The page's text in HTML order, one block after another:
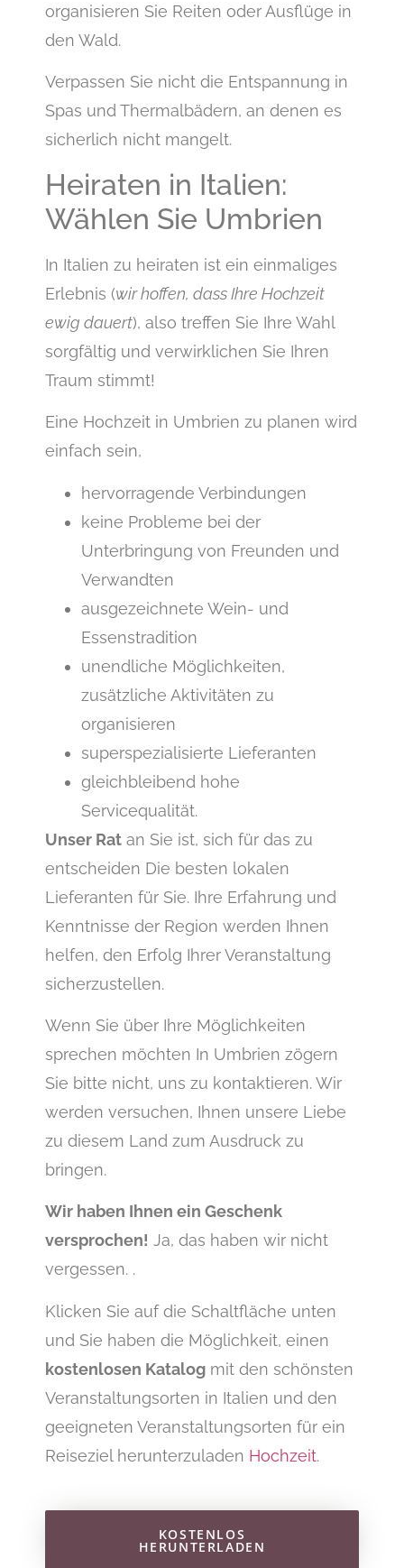
organisieren Sie Reiten oder Ausflüge in
den Wald.
Verpassen Sie nicht die Entspannung in
Spas und Thermalbädern, an denen es
sicherlich nicht mangelt.
Heiraten in Italien:
Wählen Sie Umbrien
In Italien zu heiraten ist ein einmaliges
Erlebnis (wir hoffen, dass Ihre Hochzeit
ewig dauert), also treffen Sie Ihre Wahl
sorgfältig und verwirklichen Sie Ihren
Traum stimmt!
Eine Hochzeit in Umbrien zu planen wird
einfach sein,
hervorragende Verbindungen
keine Probleme bei der
Unterbringung von Freunden und
Verwandten
ausgezeichnete Wein- und
Essenstradition
unendliche Möglichkeiten,
zusätzliche Aktivitäten zu
organisieren
superspezialisierte Lieferanten
gleichbleibend hohe
Servicequalität.
Unser Rat an Sie ist, sich für das zu
entscheiden Die besten lokalen
Lieferanten für Sie. Ihre Erfahrung und
Kenntnisse der Region werden Ihnen
helfen, den Erfolg Ihrer Veranstaltung
sicherzustellen.
Wenn Sie über Ihre Möglichkeiten
sprechen möchten In Umbrien zögern
Sie bitte nicht, uns zu kontaktieren. Wir
werden versuchen, Ihnen unsere Liebe
zu diesem Land zum Ausdruck zu
bringen.
Wir haben Ihnen ein Geschenk
versprochen! Ja, das haben wir nicht
vergessen. .
Klicken Sie auf die Schaltfläche unten
und Sie haben die Möglichkeit, einen
kostenlosen Katalog mit den schönsten
Veranstaltungsorten in Italien und den
geeigneten Veranstaltungsorten für ein
Reiseziel herunterzuladen Hochzeit.
KOSTENLOS
HERUNTERLADEN